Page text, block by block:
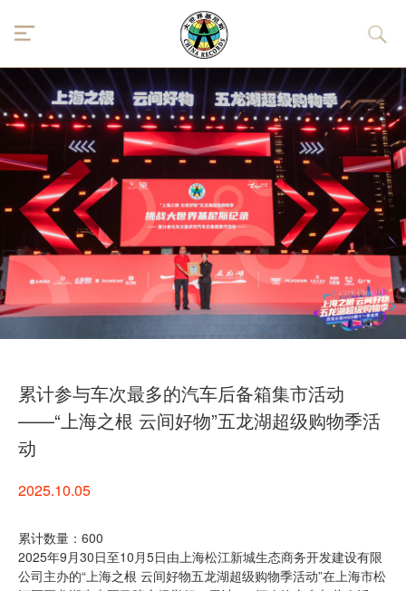
累计参与车次最多的汽车后备箱集市活动
——“上海之根 云间好物”五龙湖超级购物季活
动
2025.10.05
累计数量：600
2025年9月30日至10月5日由上海松江新城生态商务开发建设有限
公司主办的“上海之根 云间好物五龙湖超级购物季活动”在上海市松